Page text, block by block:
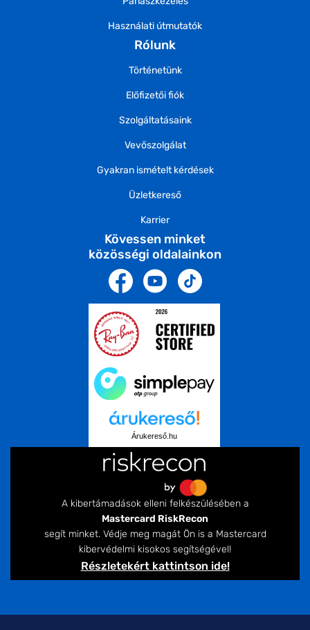
Használati útmutatók
Rólunk
Történetünk
Előfizetői fiók
Szolgáltatásaink
Vevőszolgálat
Gyakran ismételt kérdések
Üzletkereső
Karrier
Kövessen minket
közösségi oldalainkon
Árukereső.hu
A kibertámadások elleni felkészülésében a
Mastercard RiskRecon
segít minket. Védje meg magát Ön is a Mastercard
kibervédelmi kisokos segítségével!
Részletekért kattintson ide!